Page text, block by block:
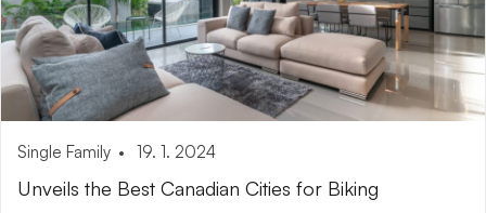
Single Family 19. 1. 2024
Unveils the Best Canadian Cities for Biking